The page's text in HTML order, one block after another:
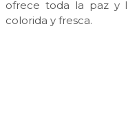
ofrece toda la paz y
colorida y fresca.